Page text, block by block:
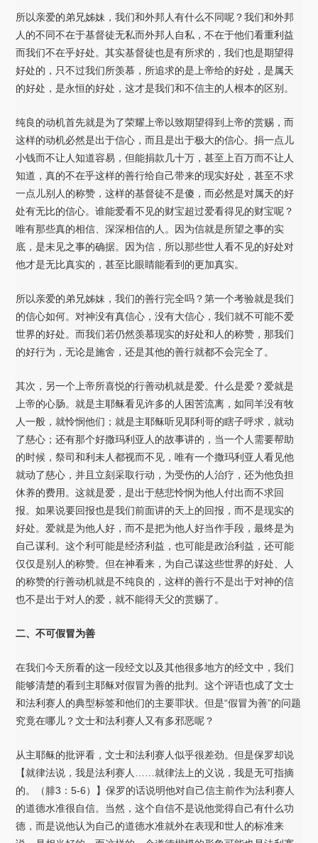
所以亲爱的弟兄姊妹，我们和外邦人有什么不同呢？我们和外邦
人的不同不在于基督徒无私而外邦人自私，不在于他们看重利益
而我们不在乎好处。其实基督徒也是有所求的，我们也是期望得
好处的，只不过我们所羡慕，所追求的是上帝给的好处，是属天
的好处，是永恒的好处，这才是我们和不信主的人根本的区别。
纯良的动机首先就是为了荣耀上帝以致期望得到上帝的赏赐，而
这样的动机必然是出于信心，而且是出于极大的信心。捐一点儿
小钱而不让人知道容易，但能捐款几十万，甚至上百万而不让人
知道，真的不在乎这样的善行给自己带来的现实好处，甚至不求
一点儿别人的称赞，这样的基督徒不是傻，而必然是对属天的好
处有无比的信心。谁能爱看不见的财宝超过爱看得见的财宝呢？
唯有那些真的相信、深深相信的人。因为信就是所望之事的实
底，是未见之事的确据。因为信，所以那些世人看不见的好处对
他才是无比真实的，甚至比眼睛能看到的更加真实。
所以亲爱的弟兄姊妹，我们的善行完全吗？第一个考验就是我们
的信心如何。对神没有真信心，没有大信心，我们就不可能不爱
世界的好处。而我们若仍然羡慕现实的好处和人的称赞，那我们
的好行为，无论是施舍，还是其他的善行就都不会完全了。
其次，另一个上帝所喜悦的行善动机就是爱。什么是爱？爱就是
上帝的心肠。就是主耶稣看见许多的人困苦流离，如同羊没有牧
人一般，就怜悯他们；就是主耶稣听见耶利哥的瞎子呼求，就动
了慈心；还有那个好撒玛利亚人的故事讲的，当一个人需要帮助
的时候，祭司和利未人都视而不见，唯有一个撒玛利亚人看见他
就动了慈心，并且立刻采取行动，为受伤的人治疗，还为他负担
休养的费用。这就是爱，是出于慈悲怜悯为他人付出而不求回
报。如果说要回报也是我们前面讲的天上的回报，而不是现实的
好处。爱就是为他人好，而不是把为他人好当作手段，最终是为
自己谋利。这个利可能是经济利益，也可能是政治利益，还可能
仅仅是别人的称赞。但在神看来，为自己谋这些世界的好处、人
的称赞的行善动机就是不纯良的，这样的善行不是出于对神的信
也不是出于对人的爱，就不能得天父的赏赐了。
二、不可假冒为善
在我们今天所看的这一段经文以及其他很多地方的经文中，我们
能够清楚的看到主耶稣对假冒为善的批判。这个评语也成了文士
和法利赛人的典型标签和他们的主要罪状。但是“假冒为善”的问题
究竟在哪儿？文士和法利赛人又有多邪恶呢？
从主耶稣的批评看，文士和法利赛人似乎很差劲。但是保罗却说
【就律法说，我是法利赛人……就律法上的义说，我是无可指摘
的。（腓3：5-6）】保罗的话说明他对自己信主前作为法利赛人
的道德水准很自信。当然，这个自信不是说他觉得自己有什么功
德，而是说他认为自己的道德水准就外在表现和世人的标准来